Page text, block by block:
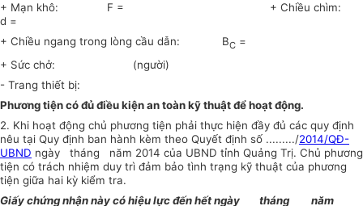
+ Mạn khô: F = + Chiều chìm:
d =
+ Chiều ngang trong lòng cầu dẫn: BC =
+ Sức chở: (người)
- Trang thiết bị:
Phương tiện có đủ điều kiện an toàn kỹ thuật để hoạt động.
2. Khi hoạt động chủ phương tiện phải thực hiện đầy đủ các quy định
nêu tại Quy định ban hành kèm theo Quyết định số ........./2014/QĐ-
UBND ngày tháng năm 2014 của UBND tỉnh Quảng Trị. Chủ phương
tiện có trách nhiệm duy trì đảm bảo tình trạng kỹ thuật của phương
tiện giữa hai kỳ kiểm tra.
Giấy chứng nhận này có hiệu lực đến hết ngày tháng năm